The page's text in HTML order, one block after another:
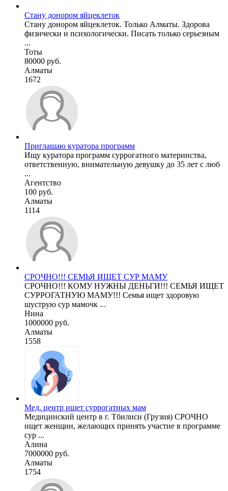
Стану донором яйцеклеток
Стану донором яйцеклеток. Только Алматы. Здорова
физически и психологически. Писать только серьезным
...
Тоты
80000 руб.
Алматы
1672
Приглашаю куратора программ
Ищу куратора программ суррогатного материнства,
ответственную, внимательную девушку до 35 лет с люб
...
Агентство
100 руб.
Алматы
1114
СРОЧНО!!! СЕМЬЯ ИЩЕТ СУР МАМУ
СРОЧНО!!! КОМУ НУЖНЫ ДЕНЬГИ!!! СЕМЬЯ ИЩЕТ
СУРРОГАТНУЮ МАМУ!!! Семья ищет здоровую
шуструю сур мамочк ...
Нина
1000000 руб.
Алматы
1558
Мед. центр ищет суррогатных мам
Медицинский центр в г. Тбилиси (Грузия) СРОЧНО
ищет женщин, желающих принять участие в программе
сур ...
Алина
7000000 руб.
Алматы
1754